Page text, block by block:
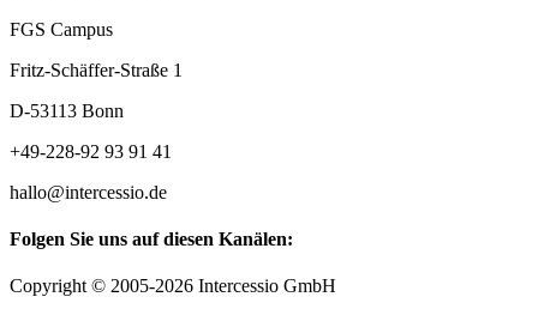
FGS Campus
Fritz-Schäffer-Straße 1
D-53113 Bonn
+49-228-92 93 91 41
hallo@intercessio.de
Folgen Sie uns auf diesen Kanälen:
Copyright © 2005-2026 Intercessio GmbH